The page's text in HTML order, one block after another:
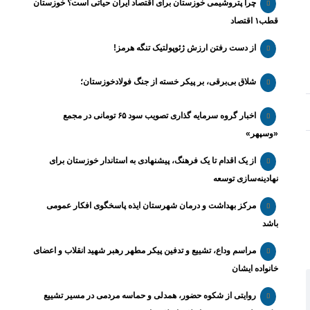
چرا پتروشیمی خوزستان برای اقتصاد ایران حیاتی است؟ خوزستان
قطب۱ اقتصاد
از دست رفتن ارزش ژئوپولتیک تنگه هرمز!
شلاق‌ بی‌برقی، بر پیکر خسته‌ از جنگ فولادخوزستان؛
اخبار گروه سرمایه گذاری تصویب سود ۶۵ تومانی در مجمع
«وسپهر»
از یک اقدام تا یک فرهنگ، پیشنهادی به استاندار خوزستان برای
نهادینه‌سازی توسعه
مرکز بهداشت و درمان شهرستان ایذه پاسخگوی افکار عمومی
باشد
مراسم وداع، تشییع و تدفین پیکر مطهر رهبر شهید انقلاب و اعضای
خانواده ایشان
روایتی از شکوه حضور، همدلی و حماسه مردمی در مسیر تشییع